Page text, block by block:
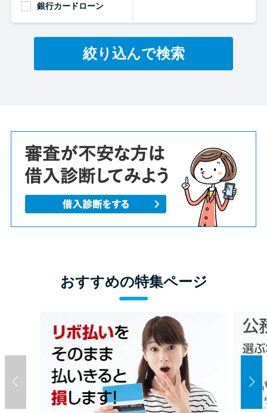
銀行カードローン
絞り込んで検索
おすすめの特集ページ